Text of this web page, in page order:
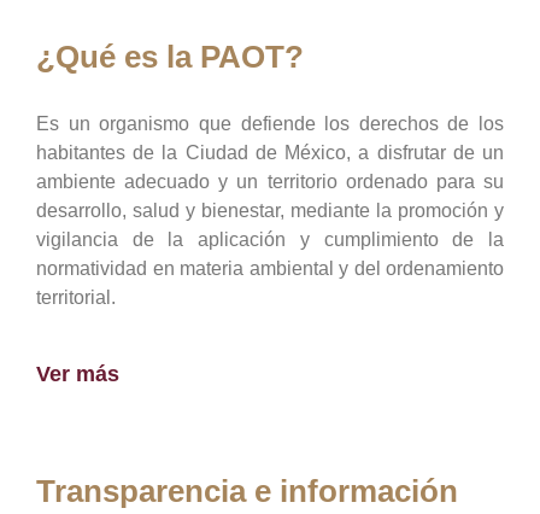
¿Qué es la PAOT?
Es un organismo que defiende los derechos de los
habitantes de la Ciudad de México, a disfrutar de un
ambiente adecuado y un territorio ordenado para su
desarrollo, salud y bienestar, mediante la promoción y
vigilancia de la aplicación y cumplimiento de la
normatividad en materia ambiental y del ordenamiento
territorial.
Ver más
Transparencia e información